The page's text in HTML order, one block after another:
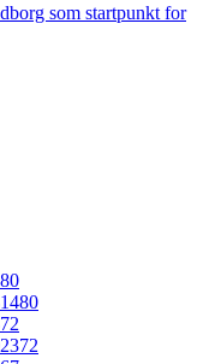
som startpunkt for